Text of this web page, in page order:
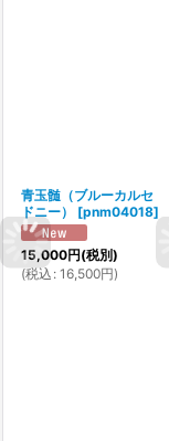
青玉髄（ブルーカルセ
ドニー）
[pnm04018]
15,000円(税別)
(税込 : 16,500円)